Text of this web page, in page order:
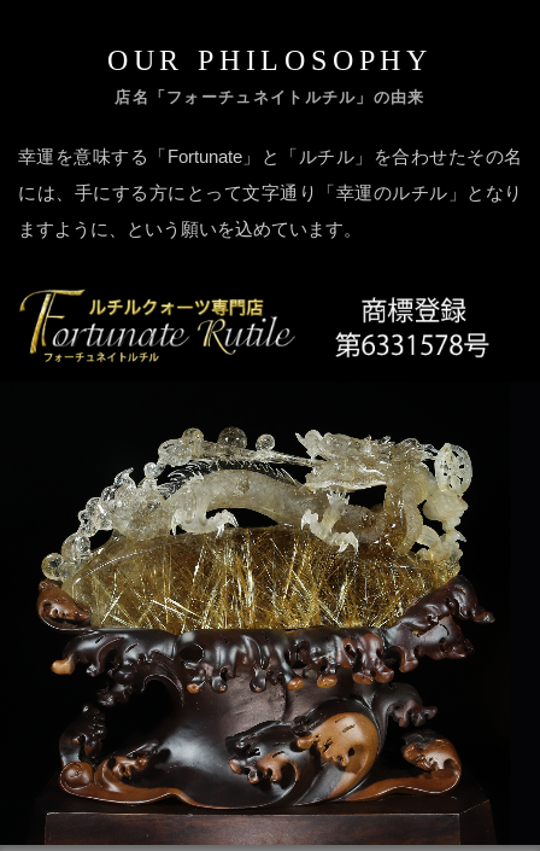
OUR PHILOSOPHY
店名「フォーチュネイトルチル」の由来
幸運を意味する「Fortunate」と「ルチル」を合わせたその名
には、手にする方にとって文字通り「幸運のルチル」となり
ますように、という願いを込めています。